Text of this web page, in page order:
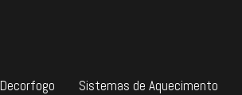
Decorfogo Sistemas de Aquecimento